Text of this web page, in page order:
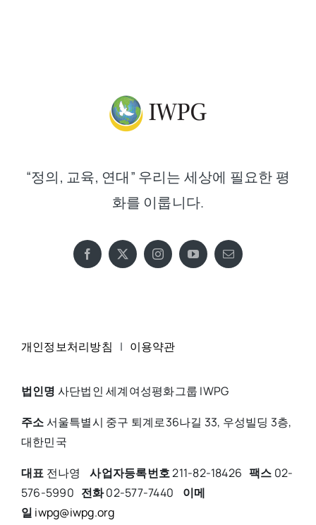
“정의, 교육, 연대” 우리는 세상에 필요한 평
화를 이룹니다.
개인정보처리방침 | 이용약관
법인명 사단법인 세계여성평화그룹 IWPG
주소서울특별시 중구 퇴계로36나길 33, 우성빌딩 3층,
대한민국
대표 전나영사업자등록번호211-82-18426 팩스 02-
576-5990 전화02-577-7440 이메
일 iwpg@iwpg.org